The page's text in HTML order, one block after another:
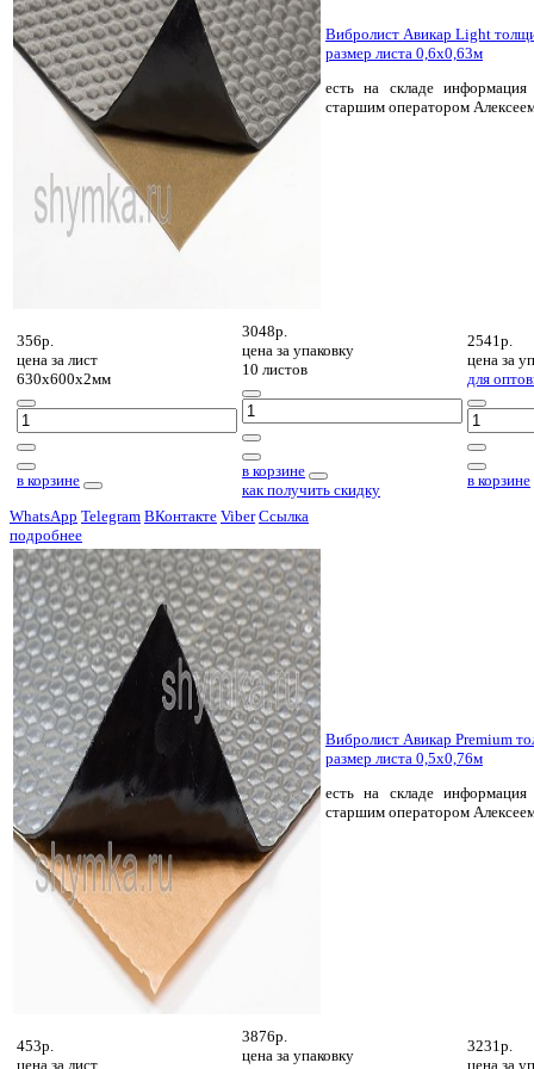
Вибролист Авикар Light
размер листа 0,6х0,63м
есть на складе информация
старшим оператором
356р.
цена за лист
630х600х2мм
в корзине
3048р.
цена за упаковку
10 листов
в корзине
как получить скидку
2541р.
цена за
для
в корзине
WhatsApp Telegram ВКонтакте Viber Ссылка
подробнее
Вибролист Авикар Premium
размер листа 0,5х0,76м
есть на складе информация
старшим оператором
453р.
цена за лист
3876р.
цена за упаковку
3231р.
цена за